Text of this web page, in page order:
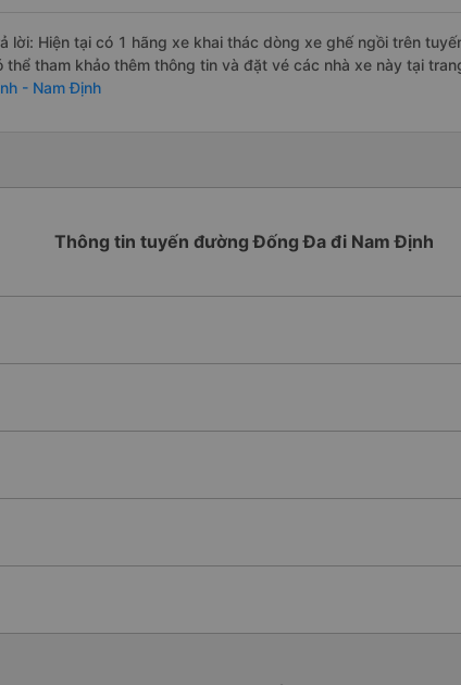
lời: Hiện tại có 1 hãng xe khai thác dòng xe ghế ngồi trên
thể tham khảo thêm thông tin và đặt vé các nhà xe này tại
- Nam Định
Thông tin tuyến đường Đống Đa đi Nam Định